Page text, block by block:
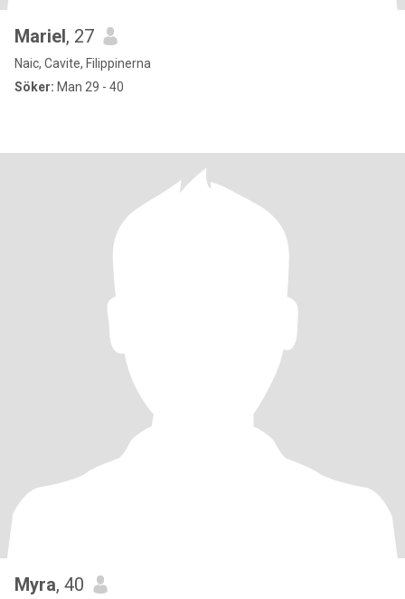
Mariel, 27
Naic, Cavite, Filippinerna
Söker: Man 29 - 40
Myra, 40